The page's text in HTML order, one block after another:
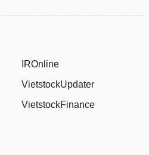
IROnline
VietstockUpdater
VietstockFinance